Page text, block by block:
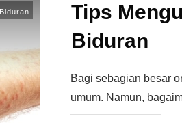
Biduran
Tips
Biduran
Bagi sebagian besar
umum. Namun,